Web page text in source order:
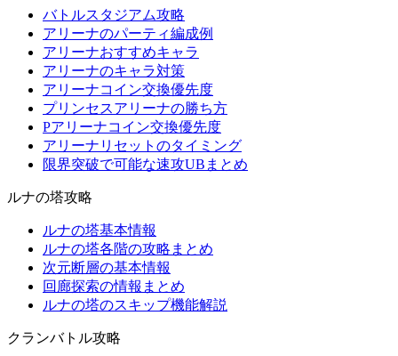
バトルスタジアム攻略
アリーナのパーティ編成例
アリーナおすすめキャラ
アリーナのキャラ対策
アリーナコイン交換優先度
プリンセスアリーナの勝ち方
Pアリーナコイン交換優先度
アリーナリセットのタイミング
限界突破で可能な速攻UBまとめ
ルナの塔攻略
ルナの塔基本情報
ルナの塔各階の攻略まとめ
次元断層の基本情報
回廊探索の情報まとめ
ルナの塔のスキップ機能解説
クランバトル攻略